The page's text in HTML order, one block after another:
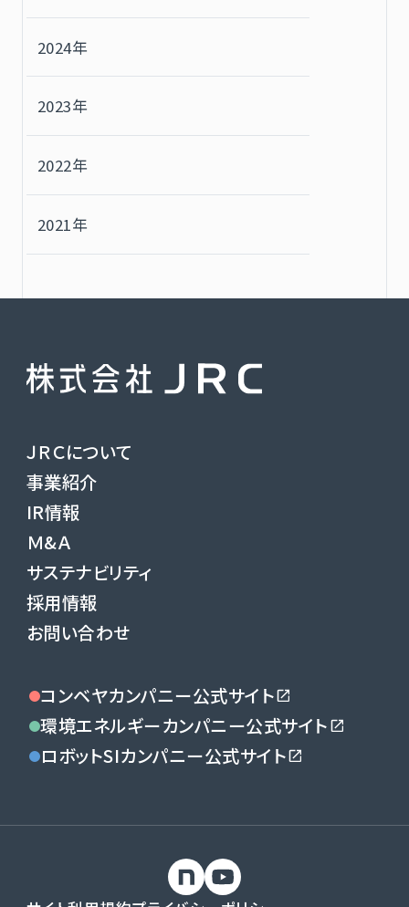
2024年
2023年
2022年
2021年
ＪＲＣについて
事業紹介
IR情報
Ｍ&Ａ
サステナビリティ
採用情報
お問い合わせ
コンベヤカンパニー公式サイト
環境エネルギーカンパニー公式サイト
ロボットSIカンパニー公式サイト